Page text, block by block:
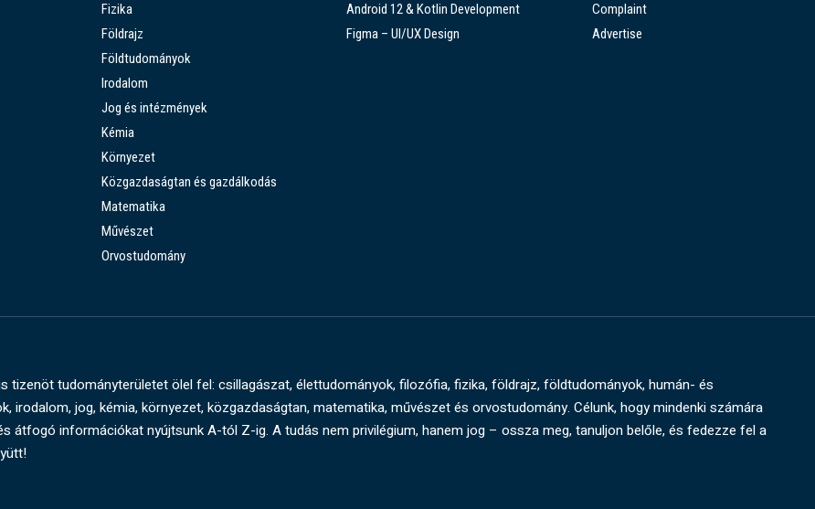
Fizika
Földrajz
Földtudományok
Irodalom
Jog és intézmények
Kémia
Környezet
Közgazdaságtan és gazdálkodás
Matematika
Művészet
Orvostudomány
Android 12 & Kotlin Development
Figma – UI/UX Design
Complaint
Advertise
tizenöt tudományterületet ölel fel: csillagászat, élettudományok, filozófia, fizika, földrajz, földtudományok, humán- és
irodalom, jog, kémia, környezet, közgazdaságtan, matematika, művészet és orvostudomány. Célunk, hogy mindenki számára
átfogó információkat nyújtsunk A-tól Z-ig. A tudás nem privilégium, hanem jog – ossza meg, tanuljon belőle, és fedezze fel a